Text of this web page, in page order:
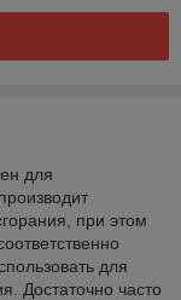
для
при этом
для
Достаточно часто